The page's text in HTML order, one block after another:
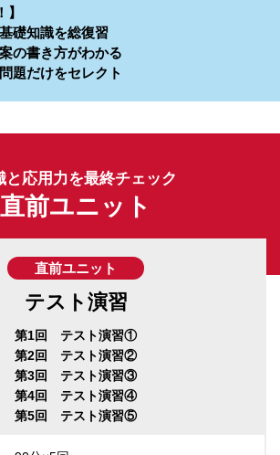
礎知識を総復習
の書き方がわかる
題だけをセレクト
と応用力を最終チェック
直前ユニット
直前ユニット
テスト演習
第1回 テスト演習①
第2回 テスト演習②
第3回 テスト演習③
第4回 テスト演習④
第5回 テスト演習⑤